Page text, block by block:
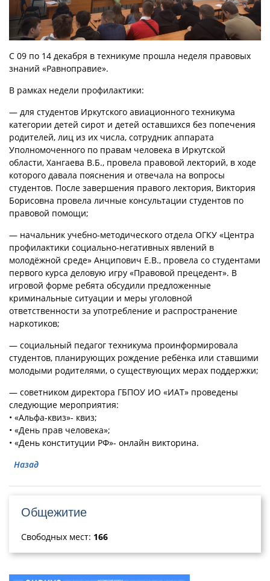
С 09 по 14 декабря в техникуме прошла неделя правовых
знаний «Равноправие».
В рамках недели профилактики:
— для студентов Иркутского авиационного техникума
категории детей сирот и детей оставшихся без попечения
родителей, лиц из их числа, сотрудник аппарата
Уполномоченного по правам человека в Иркутской
области, Хангаева В.Б., провела правовой лекторий, в ходе
которого давала пояснения и отвечала на вопросы
студентов. После завершения правого лектория, Виктория
Борисовна провела личные консультации студентов по
правовой помощи;
— начальник учебно-методического отдела ОГКУ «Центра
профилактики социально-негативных явлений в
молодёжной среде» Анципович Е.В., провела со студентами
первого курса деловую игру «Правовой прецедент». В
игровой форме ребята обсудили предложенные
криминальные ситуации и меры уголовной
ответственности за употребление и распространение
наркотиков;
— социальный педагог техникума проинформировала
студентов, планирующих рождение ребёнка или ставшими
молодыми родителями, о существующих мерах поддержки;
— советником директора ГБПОУ ИО «ИАТ» проведены
следующие мероприятия:
• «Альфа-квиз»- квиз;
• «День прав человека»;
• «День конституции РФ»- онлайн викторина.
Назад
Общежитие
Свободных мест: 166